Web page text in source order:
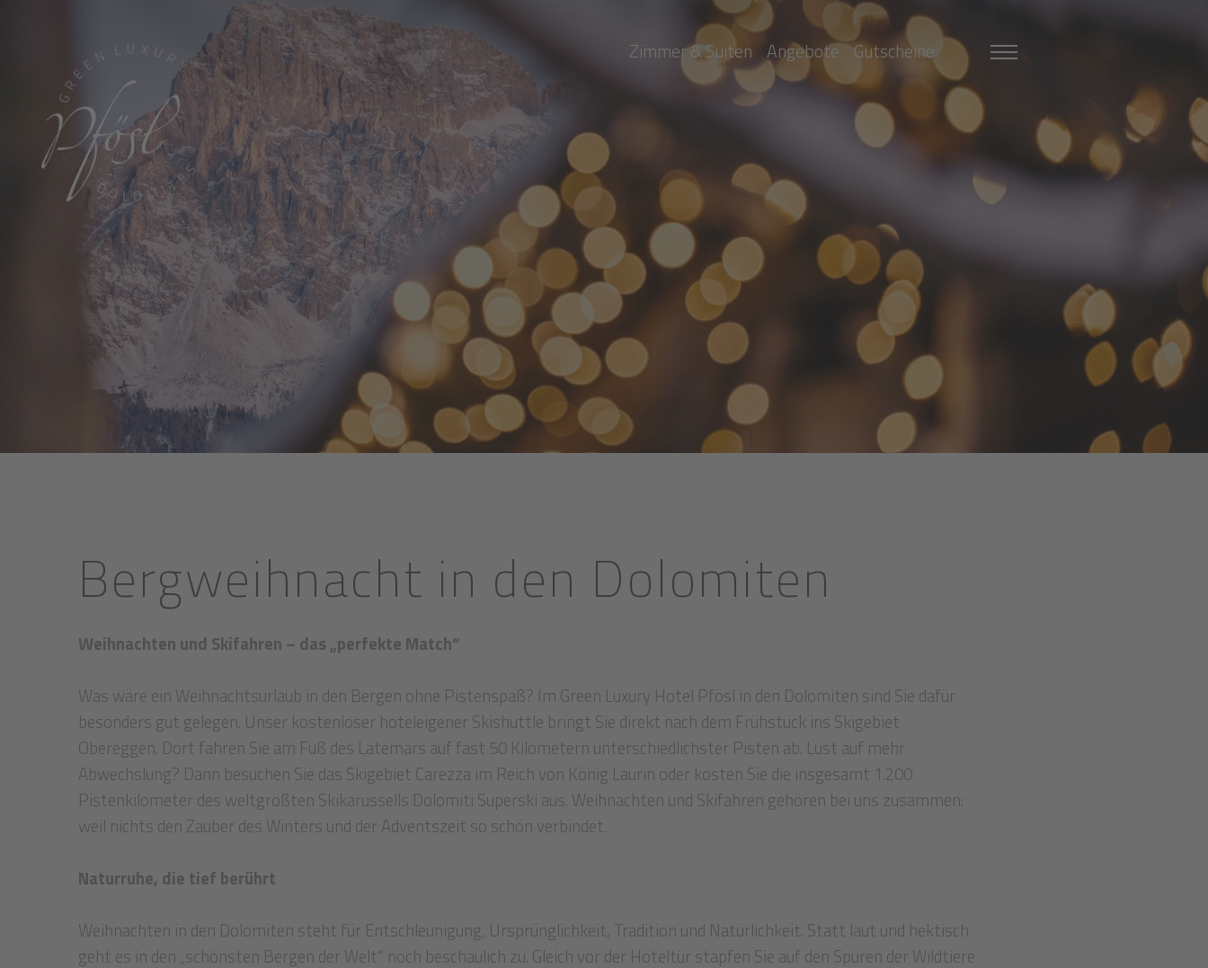
Zimmer & Suiten Angebote Gutscheine
Bergweihnacht in den Dolomiten
Weihnachten und Skifahren – das „perfekte Match“
Was wäre ein Weihnachtsurlaub in den Bergen ohne Pistenspaß? Im Green Luxury Hotel Pfösl in den Dolomiten sind Sie dafür
besonders gut gelegen. Unser kostenloser hoteleigener Skishuttle bringt Sie direkt nach dem Frühstück ins Skigebiet
Obereggen. Dort fahren Sie am Fuß des Latemars auf fast 50 Kilometern unterschiedlichster Pisten ab. Lust auf mehr
Abwechslung? Dann besuchen Sie das Skigebiet Carezza im Reich von König Laurin oder kosten Sie die insgesamt 1.200
Pistenkilometer des weltgrößten Skikarussells Dolomiti Superski aus. Weihnachten und Skifahren gehören bei uns zusammen:
weil nichts den Zauber des Winters und der Adventszeit so schön verbindet.
Naturruhe, die tief berührt
Weihnachten in den Dolomiten steht für Entschleunigung, Ursprünglichkeit, Tradition und Natürlichkeit. Statt laut und hektisch
geht es in den „schönsten Bergen der Welt“ noch beschaulich zu. Gleich vor der Hoteltür stapfen Sie auf den Spuren der Wildtiere